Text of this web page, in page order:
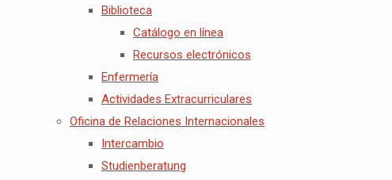
Biblioteca
Catálogo en línea
Recursos electrónicos
Enfermería
Actividades Extracurriculares
Oficina de Relaciones Internacionales
Intercambio
Studienberatung